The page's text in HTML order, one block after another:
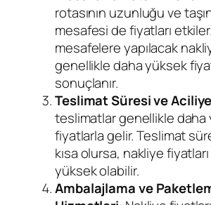
rotasının uzunluğu ve
mesafesi de fiyatları
mesafelere yapılacak
genellikle daha yüksek
sonuçlanır.
Teslimat Süresi ve
teslimatlar genellikle daha
fiyatlarla gelir. Teslimat
kısa olursa, nakliye
yüksek olabilir.
Ambalajlama ve